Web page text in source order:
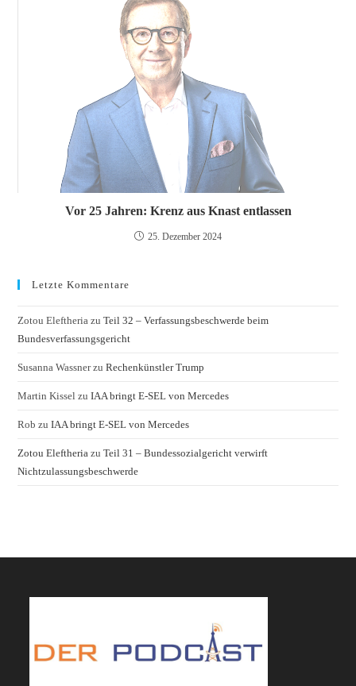
Vor 25 Jahren: Krenz aus Knast entlassen
25. Dezember 2024
Letzte Kommentare
Zotou Eleftheria zuTeil 32 – Verfassungsbeschwerde beim
Bundesverfassungsgericht
Susanna WassnerzuRechenkünstler Trump
Martin Kissel zuIAA bringt E-SEL von Mercedes
Rob zuIAA bringt E-SEL von Mercedes
Zotou Eleftheria zuTeil 31 – Bundessozialgericht verwirft
Nichtzulassungsbeschwerde